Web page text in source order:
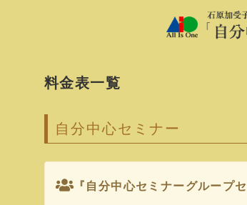
料金表一覧
自分中心セミナー
『自分中心セミナーグループ